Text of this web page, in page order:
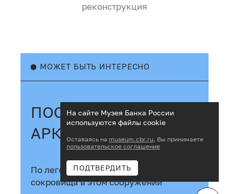
реконструкция
МОЖЕТ БЫТЬ ИНТЕРЕСНО
ПОСТРАДАВШАЯ
АРКА
По легенде, банкиры прятали
сокровища в этом сооружении
На сайте Музея Банка России
используются файлы cookie
Оставаясь на museum.cbr.ru, Вы принимаете
пользовательское соглашение
ПОДТВЕРДИТЬ